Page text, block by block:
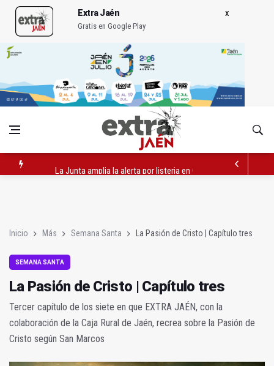
Extra Jaén
Gratis en Google Play
La Junta amplia la alerta por listeria en Granada, Jaén y Sevilla
Inicio Más Semana Santa La Pasión de Cristo | Capítulo tres
SEMANA SANTA
La Pasión de Cristo | Capítulo tres
Tercer capítulo de los siete en que EXTRA JAÉN, con la
colaboración de la Caja Rural de Jaén, recrea sobre la Pasión de
Cristo según San Marcos